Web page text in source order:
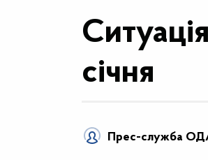
січня
Прес-служба